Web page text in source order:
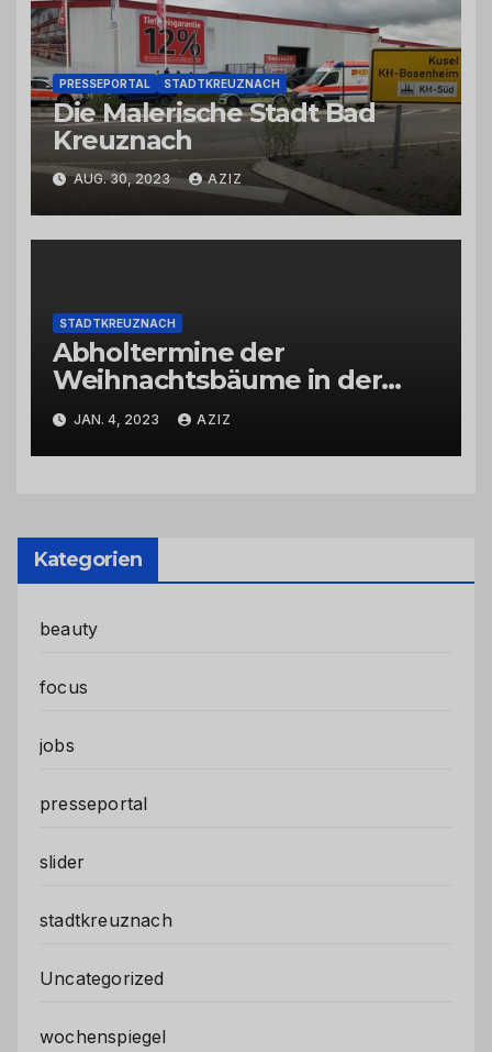
PRESSEPORTAL STADTKREUZNACH
Die Malerische Stadt Bad
Kreuznach
AUG. 30, 2023 AZIZ
STADTKREUZNACH
Abholtermine der
Weihnachtsbäume in der
Kernstadt und in den
Stadtteilen
JAN. 4, 2023 AZIZ
Kategorien
beauty
focus
jobs
presseportal
slider
stadtkreuznach
Uncategorized
wochenspiegel